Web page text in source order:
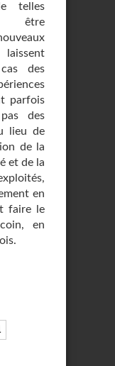
telles
être
laissent
des
parfois
des
lieu de
de la
et de la
en
faire le
en